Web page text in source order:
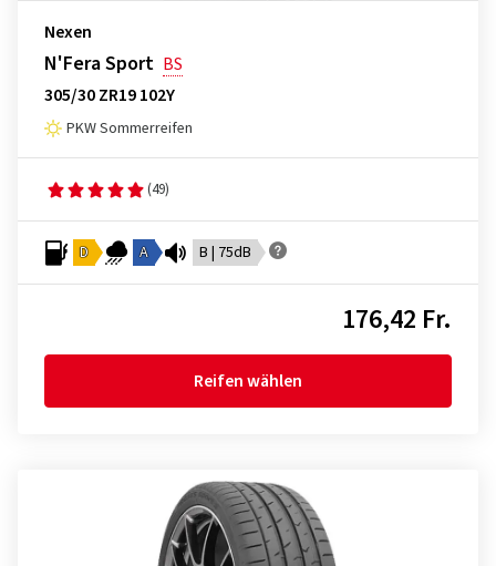
Nexen
N'Fera Sport BS
305/30 ZR19 102Y
PKW Sommerreifen
(49)
D A B | 75dB
176,42 Fr.
Reifen wählen